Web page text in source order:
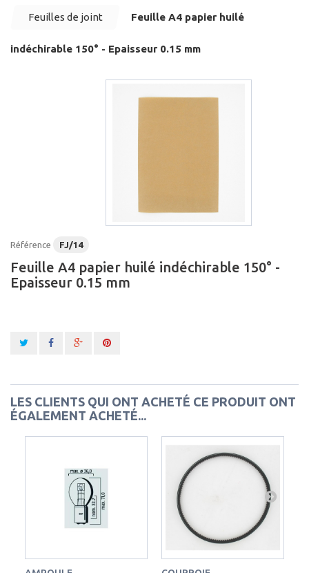
Feuilles de joint Feuille A4 papier huilé
indéchirable 150° - Epaisseur 0.15 mm
Référence FJ/14
Feuille A4 papier huilé indéchirable 150° -
Epaisseur 0.15 mm
LES CLIENTS QUI ONT ACHETÉ CE PRODUIT ONT
ÉGALEMENT ACHETÉ...